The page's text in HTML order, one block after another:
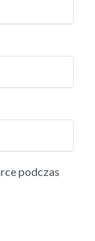
podczas